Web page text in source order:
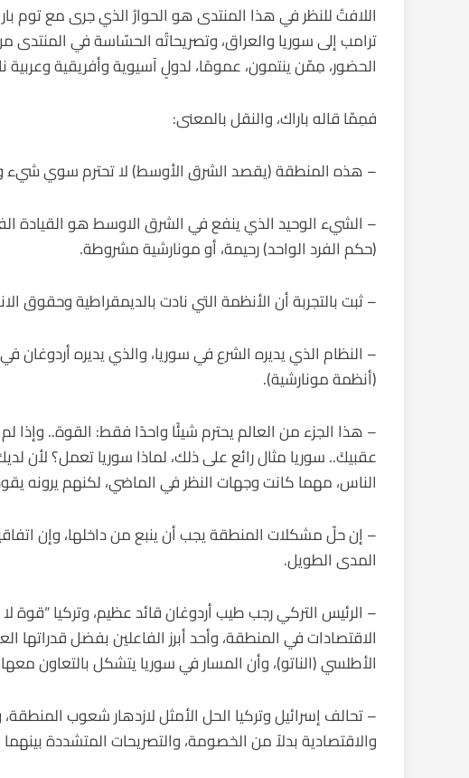
اللافتُ للنظر في هذا المنتدى هو الحوارُ الذي جرى مع توم
ترامب إلى سوريا والعراق، وتصريحاتُه الحسّاسة في
الحضور، مِمّن ينتمون، عمومًا، لدولٍ آسيوية وأفريقية وعربية
فمِمّا قاله باراك، والنقل بالمعنى:
– هذه المنطقة (يقصد الشرق الأوسط) لا تحترم سوي شيء
– الشيء الوحيد الذي ينفع في الشرق الاوسط هو القيادة
(حكم الفرد الواحد) رحيمة، أو مونارشية مشروطة.
– ثبت بالتجربة أن الأنظمة التي نادت بالديمقراطية وحقوق
– النظام الذي يديره الشرع في سوريا، والذي يديره أردوغان
(أنظمة مونارشية).
– هذا الجزء من العالم يحترم شيئًا واحدًا فقط: القوة..
عقبيكَ.. سوريا مثال رائع على ذلك، لماذا سوريا تعمل؟ لأن
الناس، مهما كانت وجهات النظر في الماضي، لكنهم يرونه
– إن حلّ مشكلات المنطقة يجب أن ينبع من داخلها، وإن
المدى الطويل.
– الرئيس التركي رجب طيب أردوغان قائد عظيم، وتركيا “قوة
الاقتصادات في المنطقة، وأحد أبرز الفاعلين بفضل
الأطلسي (الناتو)، وأن المسار في سوريا يتشكل بالتعاون
– تحالف إسرائيل وتركيا الحل الأمثل لازدهار شعوب
والاقتصادية بدلاً من الخصومة، والتصريحات المتشددة